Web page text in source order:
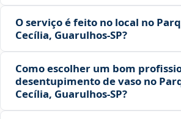
O serviço é feito no local no
Cecília, Guarulhos‑SP?
Como escolher um bom
desentupimento de vaso no
Cecília, Guarulhos‑SP?